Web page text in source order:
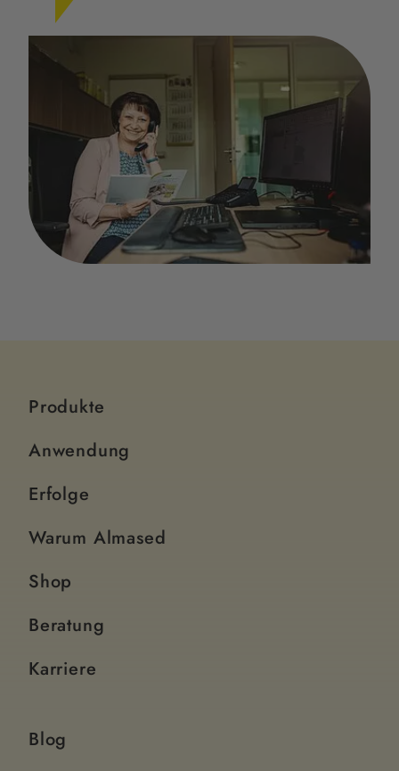
Produkte
Anwendung
Erfolge
Warum Almased
Shop
Beratung
Karriere
Blog